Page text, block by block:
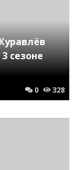
сезоне
0 328